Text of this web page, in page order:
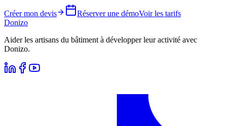
Créer mon devis Réserver une démoVoir les tarifs
Donizo
Aider les artisans du bâtiment à développer leur activité avec
Donizo.